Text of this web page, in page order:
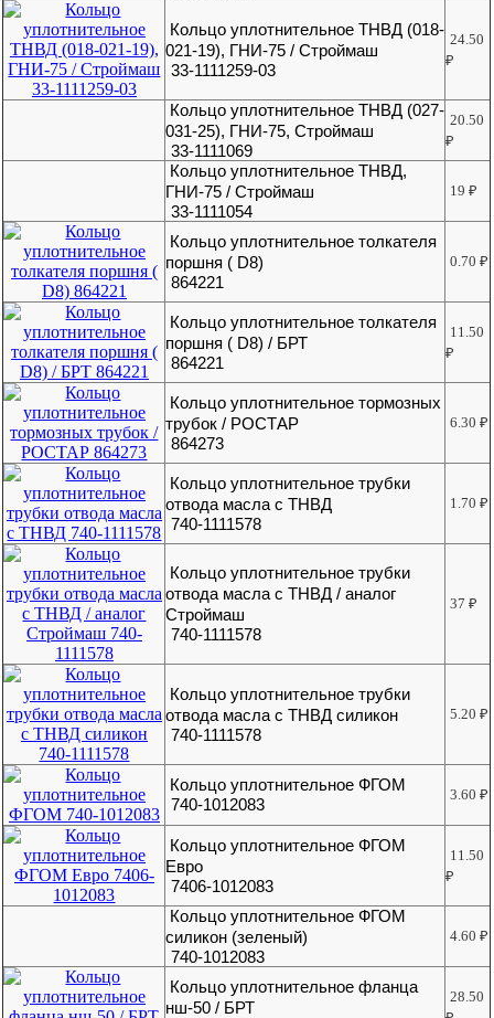
Кольцо уплотнительное ТНВД (018-
021-19), ГНИ-75 / Строймаш
33-1111259-03
24.50
₽
Кольцо уплотнительное ТНВД (027-
031-25), ГНИ-75, Строймаш
33-1111069
20.50
₽
Кольцо уплотнительное ТНВД,
ГНИ-75 / Строймаш
33-1111054
19₽
Кольцо уплотнительное толкателя
поршня ( D8)
864221
0.70₽
Кольцо уплотнительное толкателя
поршня ( D8) / БРТ
864221
11.50
₽
Кольцо уплотнительное тормозных
трубок / РОСТАР
864273
6.30₽
Кольцо уплотнительное трубки
отвода масла с ТНВД
740-1111578
1.70₽
Кольцо уплотнительное трубки
отвода масла с ТНВД / аналог
Строймаш
740-1111578
37₽
Кольцо уплотнительное трубки
отвода масла с ТНВД силикон
740-1111578
5.20₽
Кольцо уплотнительное ФГОМ
740-1012083
3.60₽
Кольцо уплотнительное ФГОМ
Евро
7406-1012083
11.50
₽
Кольцо уплотнительное ФГОМ
силикон (зеленый)
740-1012083
4.60₽
Кольцо уплотнительное фланца
нш-50 / БРТ
28.50